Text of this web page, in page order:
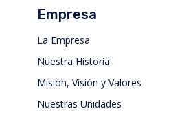
Empresa
La Empresa
Nuestra Historia
Misión, Visión y Valores
Nuestras Unidades